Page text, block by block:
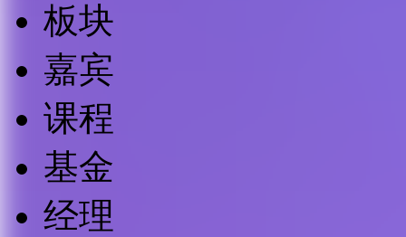
板块
嘉宾
课程
基金
经理